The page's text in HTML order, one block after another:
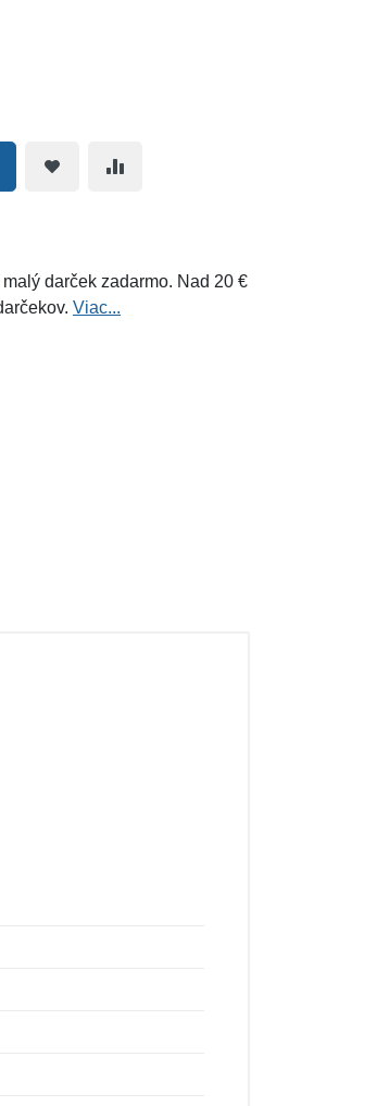
darček zadarmo. Nad 20 €
Viac...